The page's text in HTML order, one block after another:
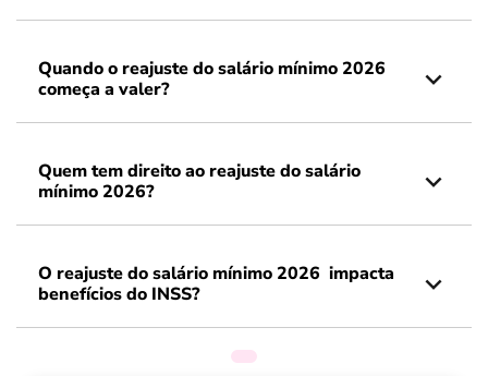
Quando o reajuste do salário mínimo 2026
começa a valer?
Quem tem direito ao reajuste do salário
mínimo 2026?
O reajuste do salário mínimo 2026 impacta
benefícios do INSS?